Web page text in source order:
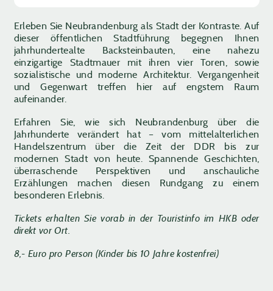
Erleben Sie Neubrandenburg als Stadt der Kontraste. Auf
dieser öffentlichen Stadtführung begegnen Ihnen
jahrhundertealte Backsteinbauten, eine nahezu
einzigartige Stadtmauer mit ihren vier Toren, sowie
sozialistische und moderne Architektur. Vergangenheit
und Gegenwart treffen hier auf engstem Raum
aufeinander.
Erfahren Sie, wie sich Neubrandenburg über die
Jahrhunderte verändert hat – vom mittelalterlichen
Handelszentrum über die Zeit der DDR bis zur
modernen Stadt von heute. Spannende Geschichten,
überraschende Perspektiven und anschauliche
Erzählungen machen diesen Rundgang zu einem
besonderen Erlebnis.
Tickets erhalten Sie vorab in der Touristinfo im HKB oder
direkt vor Ort.
8,- Euro pro Person (Kinder bis 10 Jahre kostenfrei)